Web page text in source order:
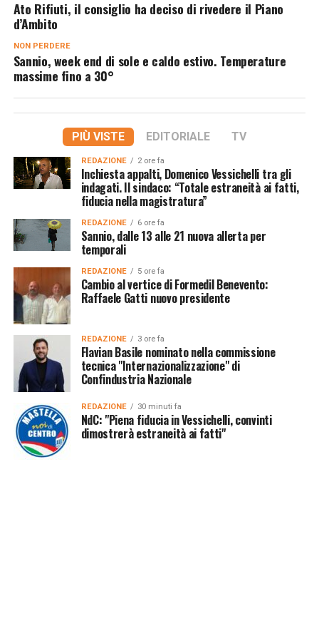
Ato Rifiuti, il consiglio ha deciso di rivedere il Piano
d’Ambito
NON PERDERE
Sannio, week end di sole e caldo estivo. Temperature
massime fino a 30°
PIÙ VISTE EDITORIALE TV
REDAZIONE 2 ore fa
Inchiesta appalti, Domenico Vessichelli tra gli
indagati. Il sindaco: “Totale estraneità ai fatti,
fiducia nella magistratura”
REDAZIONE 6 ore fa
Sannio, dalle 13 alle 21 nuova allerta per
temporali
REDAZIONE 5 ore fa
Cambio al vertice di Formedil Benevento:
Raffaele Gatti nuovo presidente
REDAZIONE 3 ore fa
Flavian Basile nominato nella commissione
tecnica "Internazionalizzazione" di
Confindustria Nazionale
REDAZIONE 30 minuti fa
NdC: "Piena fiducia in Vessichelli, convinti
dimostrerà estraneità ai fatti"